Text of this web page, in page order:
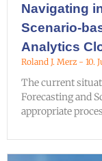
Navigating
Scenario-
Analytics
Roland J. Merz 10.
The current
Forecasting and
appropriate